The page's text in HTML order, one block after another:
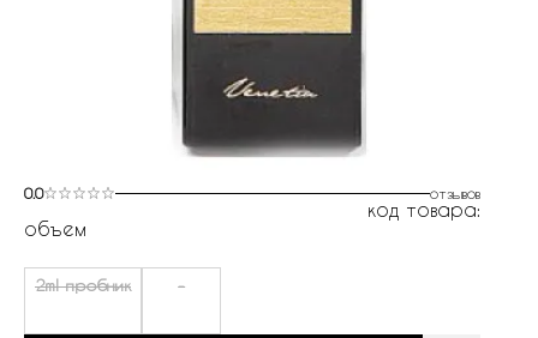
0.0 отзывов
код товара:
объем
2ml пробник -